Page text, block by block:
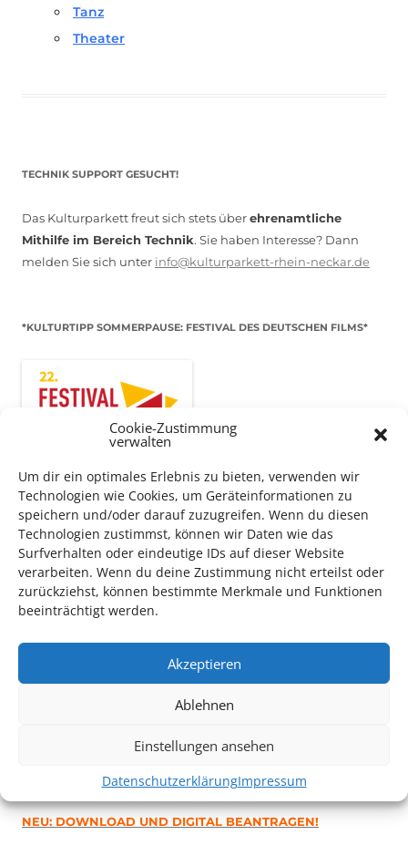
Cookie-Zustimmung
verwalten
Um dir ein optimales Erlebnis zu bieten, verwenden wir
Technologien wie Cookies, um Geräteinformationen zu
speichern und/oder darauf zuzugreifen. Wenn du diesen
Technologien zustimmst, können wir Daten wie das
Surfverhalten oder eindeutige IDs auf dieser Website
verarbeiten. Wenn du deine Zustimmung nicht erteilst oder
zurückziehst, können bestimmte Merkmale und Funktionen
beeinträchtigt werden.
Akzeptieren
Ablehnen
Einstellungen ansehen
DatenschutzerklärungImpressum
Tanz
Theater
TECHNIK SUPPORT GESUCHT!
Das Kulturparkett freut sich stets überehrenamtliche
Mithilfe im Bereich Technik. Sie haben Interesse? Dann
melden Sie sich unter info@kulturparkett-rhein-neckar.de
*KULTURTIPP SOMMERPAUSE: FESTIVAL DES DEUTSCHEN FILMS*
Auch dieses Jahr findet wieder dasFestival des deutschen
Filmsin Ludwigshafen statt.
Vom 19. August bist zum 9. September
Minuten vor Beginn des Films und solange der Vorrat reicht!
Weitere Details zum Festival finden Sie
NEU: DOWNLOAD UND DIGITAL BEANTRAGEN!